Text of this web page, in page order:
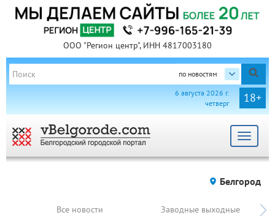
ООО "Регион центр", ИНН 4817003180
по новостям
18+
6 августа 2026 г.
четверг
Toggle
Белгород
Все новости Заводные выходные